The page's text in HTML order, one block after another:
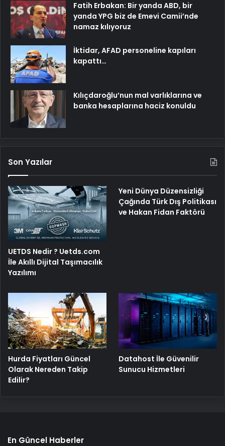
Fatih Erbakan: Bir yanda ABD, bir
yanda YPG biz de Emevi Camii’nde
namaz kılıyoruz
İktidar, AFAD personeline kapıları
kapattı…
Kılıçdaroğlu’nun mal varlıklarına ve
banka hesaplarına haciz konuldu
Son Yazılar
UETDS Nedir ? Uetds.com
İle Akıllı Dijital Taşımacılık
Yazılımı
Yeni Dünya Düzensizliği
Çağında Türk Dış Politikası
ve Hakan Fidan Faktörü
Hurda Fiyatları Güncel
Olarak Nereden Takip
Edilir?
Datahost İle Güvenilir
Sunucu Hizmetleri
En Güncel Haberler